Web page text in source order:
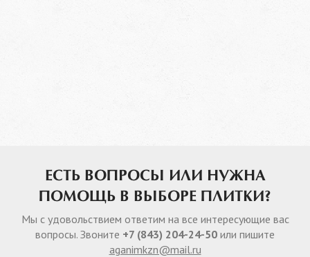
ЕСТЬ ВОПРОСЫ ИЛИ НУЖНА
ПОМОЩЬ В ВЫБОРЕ ПЛИТКИ?
Мы с удовольствием ответим на все интересующие вас
вопросы. Звоните +7 (843) 204-24-50 или пишите
aganimkzn@mail.ru